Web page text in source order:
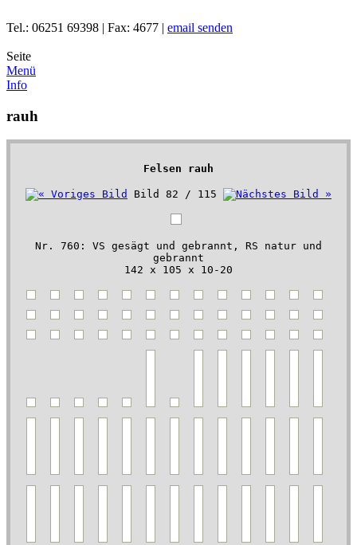
Tel.: 06251 69398 | Fax: 4677 | email senden
Seite
Menü
Info
rauh
Felsen rauh
Bild 82 / 115
Nr. 760: VS gesägt und gebrannt, RS natur und
gebrannt
142 x 105 x 10-20